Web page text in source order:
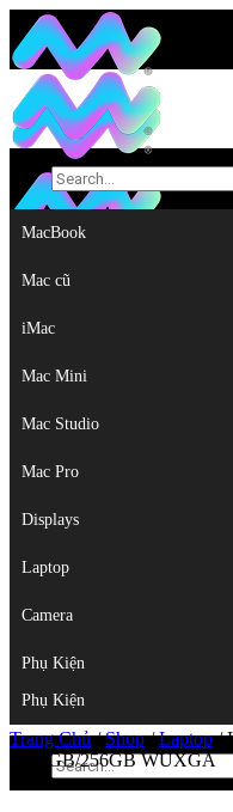
MacBook
Mac cũ
iMac
Mac Mini
Mac Studio
Mac Pro
Displays
Laptop
Camera
Phụ Kiện
MacBook
Mac cũ
iMac
Mac Mini
Mac Studio
Mac Pro
Displays
Laptop
Camera
Phụ Kiện
Top
Trang Chủ/Shop/Laptop/
i7/16GB/256GB WUXGA